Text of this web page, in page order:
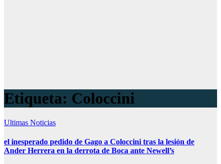
Etiqueta: Coloccini
Ultimas Noticias
el inesperado pedido de Gago a Coloccini tras la lesión de
Ander Herrera en la derrota de Boca ante Newell’s